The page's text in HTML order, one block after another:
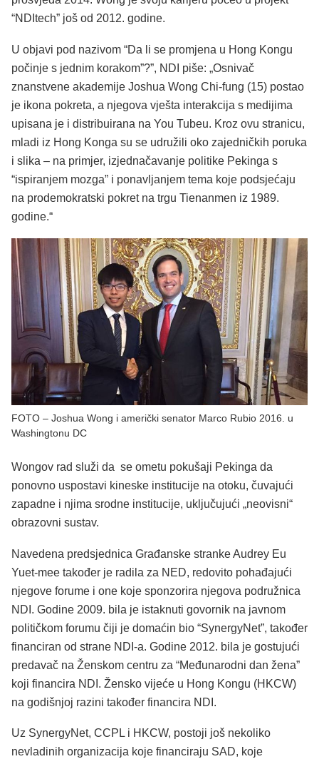
“NDItech” još od 2012. godine.
U objavi pod nazivom “Da li se promjena u Hong Kongu
počinje s jednim korakom”?”, NDI piše: „Osnivač
znanstvene akademije Joshua Wong Chi-fung (15) postao
je ikona pokreta, a njegova vješta interakcija s medijima
upisana je i distribuirana na You Tubeu. Kroz ovu stranicu,
mladi iz Hong Konga su se udružili oko zajedničkih poruka
i slika – na primjer, izjednačavanje politike Pekinga s
“ispiranjem mozga” i ponavljanjem tema koje podsjećaju
na prodemokratski pokret na trgu Tienanmen iz 1989.
godine.“
FOTO – Joshua Wong i američki senator Marco Rubio 2016. u
Washingtonu DC
Wongov rad služi da se ometu pokušaji Pekinga da
ponovno uspostavi kineske institucije na otoku, čuvajući
zapadne i njima srodne institucije, uključujući „neovisni“
obrazovni sustav.
Navedena predsjednica Građanske stranke Audrey Eu
Yuet-mee također je radila za NED, redovito pohađajući
njegove forume i one koje sponzorira njegova podružnica
NDI. Godine 2009. bila je istaknuti govornik na javnom
političkom forumu čiji je domaćin bio “SynergyNet”, također
financiran od strane NDI-a. Godine 2012. bila je gostujući
predavač na Ženskom centru za “Međunarodni dan žena”
koji financira NDI. Žensko vijeće u Hong Kongu (HKCW)
na godišnjoj razini također financira NDI.
Uz SynergyNet, CCPL i HKCW, postoji još nekoliko
nevladinih organizacija koje financiraju SAD, koje